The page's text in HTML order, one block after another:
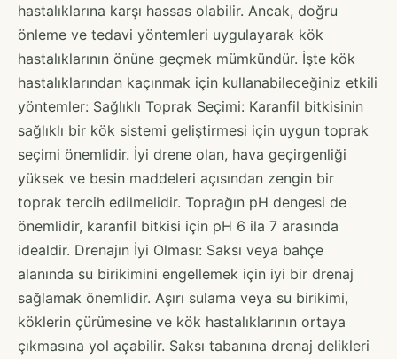
hastalıklarına karşı hassas olabilir. Ancak, doğru
önleme ve tedavi yöntemleri uygulayarak kök
hastalıklarının önüne geçmek mümkündür. İşte kök
hastalıklarından kaçınmak için kullanabileceğiniz etkili
yöntemler: Sağlıklı Toprak Seçimi: Karanfil bitkisinin
sağlıklı bir kök sistemi geliştirmesi için uygun toprak
seçimi önemlidir. İyi drene olan, hava geçirgenliği
yüksek ve besin maddeleri açısından zengin bir
toprak tercih edilmelidir. Toprağın pH dengesi de
önemlidir, karanfil bitkisi için pH 6 ila 7 arasında
idealdir. Drenajın İyi Olması: Saksı veya bahçe
alanında su birikimini engellemek için iyi bir drenaj
sağlamak önemlidir. Aşırı sulama veya su birikimi,
köklerin çürümesine ve kök hastalıklarının ortaya
çıkmasına yol açabilir. Saksı tabanına drenaj delikleri